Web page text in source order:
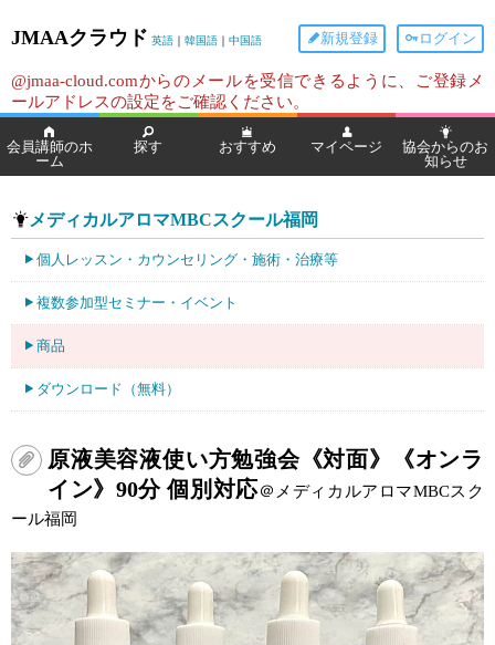
JMAAクラウド 英語 ｜ 韓国語 ｜ 中国語 ログイン
新規登録
@jmaa-cloud.comからのメールを受信できるように、ご登録メ
ールアドレスの設定をご確認ください。
会員講師のホ
ーム
探す おすすめ マイページ
協会からのお
知らせ
メディカルアロマMBCスクール福岡
個人レッスン・カウンセリング・施術・治療等
複数参加型セミナー・イベント
商品
ダウンロード（無料）
原液美容液使い方勉強会《対面》《オンラ
イン》90分 個別対応＠メディカルアロマMBCスク
ール福岡